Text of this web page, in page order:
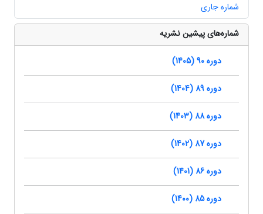
شماره جاری
شماره‌های پیشین نشریه
دوره 90 (1405)
دوره 89 (1404)
دوره 88 (1403)
دوره 87 (1402)
دوره 86 (1401)
دوره 85 (1400)